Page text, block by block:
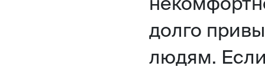
долго
людям. Если